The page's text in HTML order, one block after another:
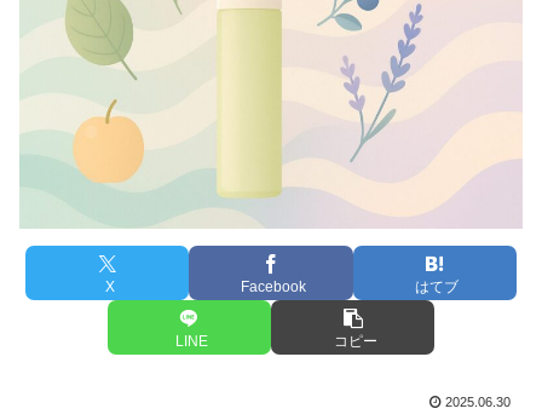
X Facebook はてブ
LINE コピー
2025.06.30